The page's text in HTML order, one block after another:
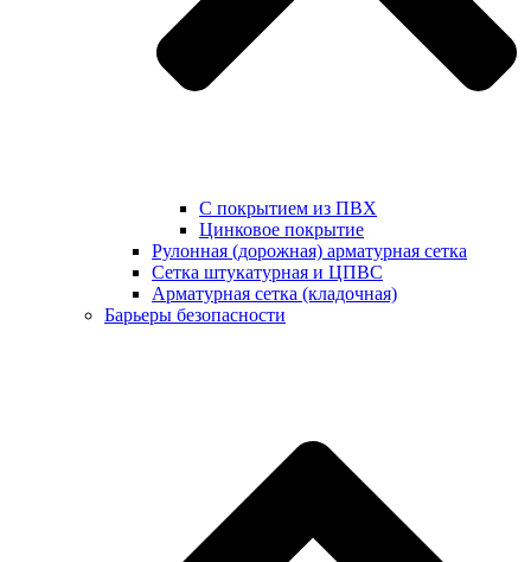
С покрытием из ПВХ
Цинковое покрытие
Рулонная (дорожная) арматурная сетка
Сетка штукатурная и ЦПВС
Арматурная сетка (кладочная)
Барьеры безопасности